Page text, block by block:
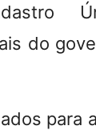
do
para